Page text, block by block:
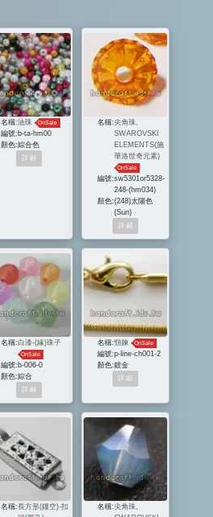
名稱:油珠 OnSale
編號: b-ta-hm00
顏色:綜合色
名稱:尖角珠,
SWAROVSKI
ELEMENTS(施
華洛世奇元素)
OnSale
編號:sw5301or5328-
248-(hm034)
顏色:(248)太陽色
(Sun)
名稱:白漆-(緣)珠子
OnSale
編號: b-006-0
顏色:綜合
名稱:頸鍊 OnSale
編號:p-line-ch001-2
顏色:鍍金
名稱:長方形(鏤空)-扣
名稱:尖角珠,